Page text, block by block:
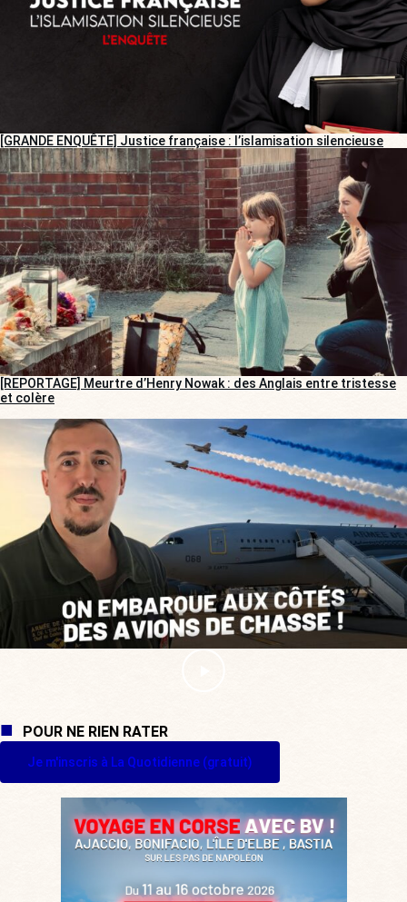
[GRANDE ENQUÊTE] Justice française : l’islamisation silencieuse
[REPORTAGE] Meurtre d’Henry Nowak : des Anglais entre tristesse
et colère
POUR NE RIEN RATER
Je m'inscris à La Quotidienne (gratuit)